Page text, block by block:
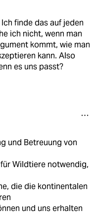
finde das auf jeden
ich nicht, wenn man
kommt, wie man
kann. Also
es uns passt?
und Betreuung von
Wildtiere notwendig,
die die kontinentalen
und uns erhalten